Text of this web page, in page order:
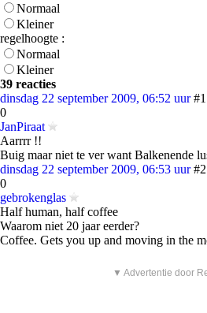
Normaal
Kleiner
regelhoogte :
Normaal
Kleiner
39 reacties
dinsdag 22 september 2009, 06:52 uur #1
0
JanPiraat
Aarrrr !!
Buig maar niet te ver want Balkenende
dinsdag 22 september 2009, 06:53 uur #2
0
gebrokenglas
Half human, half coffee
Waarom niet 20 jaar eerder?
Coffee. Gets you up and moving in the
▼ Advertentie door